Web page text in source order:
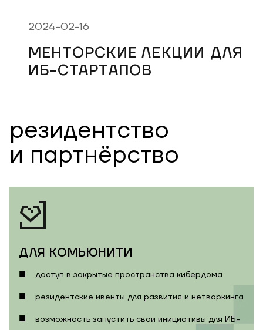
2024-02-16
МЕНТОРСКИЕ ЛЕКЦИИ ДЛЯ
ИБ-СТАРТАПОВ
резидентство
и партнёрство
ДЛЯ КОМЬЮНИТИ
︎︎доступ в закрытые пространства кибердома
резидентские ивенты для развития и нетворкинга
возможность запустить свои инициативы для ИБ-